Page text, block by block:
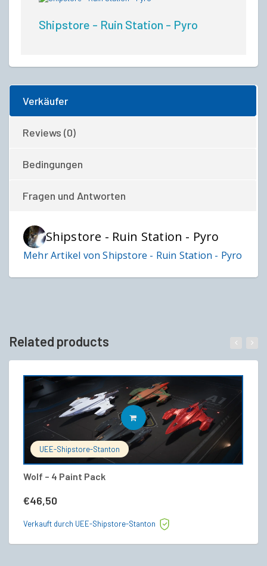
Shipstore - Ruin Station - Pyro
Verkäufer
Reviews (0)
Bedingungen
Fragen und Antworten
Shipstore - Ruin Station - Pyro
Mehr Artikel von Shipstore - Ruin Station - Pyro
Related products
UEE-Shipstore-Stanton
Wolf – 4 Paint Pack
€46,50
IN DEN WARENKORB
Verkauft durch UEE-Shipstore-Stanton